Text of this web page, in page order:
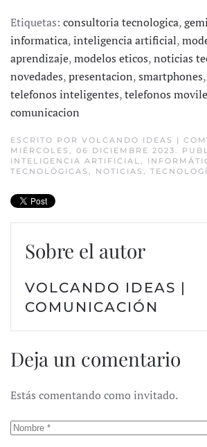
Etiquetas: consultoria tecnologica,
informatica,inteligencia artificial,
aprendizaje,modelos eticos,noticias
novedades,presentacion,smartphones,
telefonos inteligentes,telefonos
comunicacion
ESCRITO POR VOLCANDO IDEAS |
MIÉRCOLES, 06 DICIEMBRE 2023.
INTELIGENCIA ARTIFICIAL,
TECNOLÓGICAS , NOTICIAS ,
Sobre el autor
VOLCANDO IDEAS |
COMUNICACIÓN
Deja un comentario
Estás comentando como invitado.